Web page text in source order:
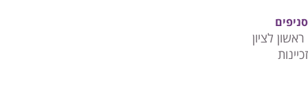
סניפים
ראשון לציון
זכיינות